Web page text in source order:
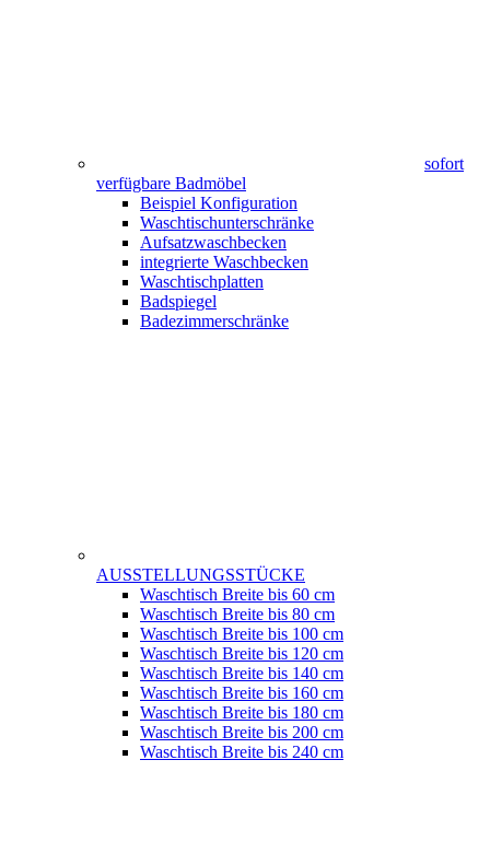
sofort
verfügbare Badmöbel
Beispiel Konfiguration
Waschtischunterschränke
Aufsatzwaschbecken
integrierte Waschbecken
Waschtischplatten
Badspiegel
Badezimmerschränke
AUSSTELLUNGSSTÜCKE
Waschtisch Breite bis 60 cm
Waschtisch Breite bis 80 cm
Waschtisch Breite bis 100 cm
Waschtisch Breite bis 120 cm
Waschtisch Breite bis 140 cm
Waschtisch Breite bis 160 cm
Waschtisch Breite bis 180 cm
Waschtisch Breite bis 200 cm
Waschtisch Breite bis 240 cm